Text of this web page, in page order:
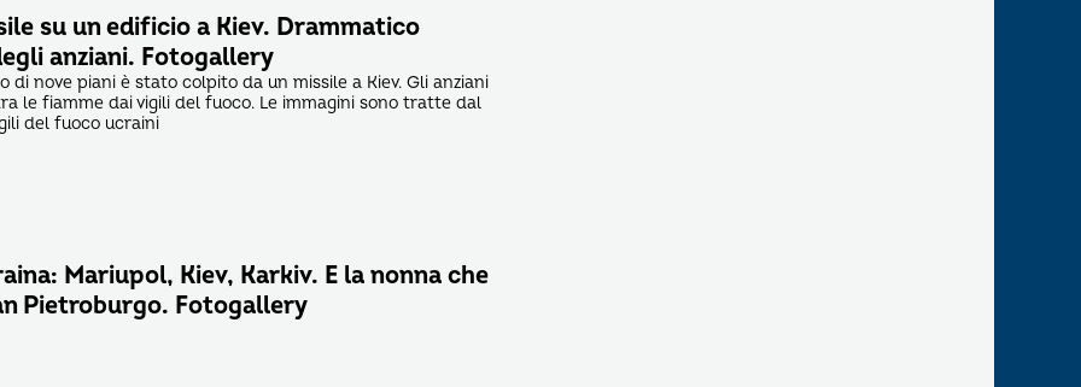
su un edificio a Kiev. Drammatico
anziani. Fotogallery
di nove piani è stato colpito da un missile a Kiev. Gli anziani
le fiamme dai vigili del fuoco. Le immagini sono tratte dal
del fuoco ucraini
Mariupol, Kiev, Karkiv. E la nonna che
Pietroburgo. Fotogallery